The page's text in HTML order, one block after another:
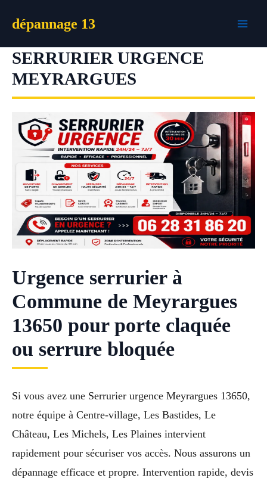
dépannage 13
SERRURIER URGENCE
MEYRARGUES
Urgence serrurier à
Commune de Meyrargues
13650 pour porte claquée
ou serrure bloquée
Si vous avez une Serrurier urgence Meyrargues 13650,
notre équipe à Centre-village, Les Bastides, Le
Château, Les Michels, Les Plaines intervient
rapidement pour sécuriser vos accès. Nous assurons un
dépannage efficace et propre. Intervention rapide, devis